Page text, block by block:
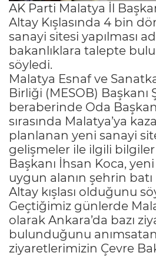
AK Parti Malatya İl
Altay Kışlasında 4 bin
sanayi sitesi yapılması
bakanlıklara talepte
söyledi.
Malatya Esnaf ve
Birliği (MESOB) Başkanı
beraberinde Oda
sırasında Malatya’ya
planlanan yeni sanayi
gelişmeler ile ilgili
Başkanı İhsan Koca,
uygun alanın şehrin batı
Altay kışlası olduğunu
Geçtiğimiz günlerde
olarak Ankara’da bazı
bulunduğunu anımsatan
ziyaretlerimizin Çevre